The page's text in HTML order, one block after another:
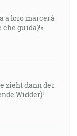
a loro marcerà
guida)!»
zieht dann der
Widder)!